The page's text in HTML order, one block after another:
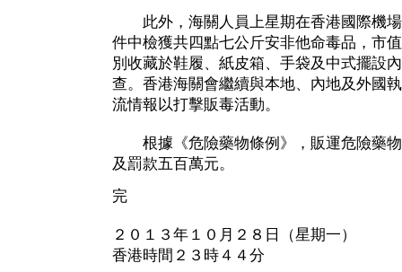
此外，海關人員上星期在香港國際機場
件中檢獲共四點七公斤安非他命毒品，市
別收藏於鞋履、紙皮箱、手袋及中式擺設
查。香港海關會繼續與本地、內地及外國
流情報以打擊販毒活動。
根據《危險藥物條例》，販運危險藥物
及罰款五百萬元。
完
２０１３年１０月２８日（星期一）
香港時間２３時４４分